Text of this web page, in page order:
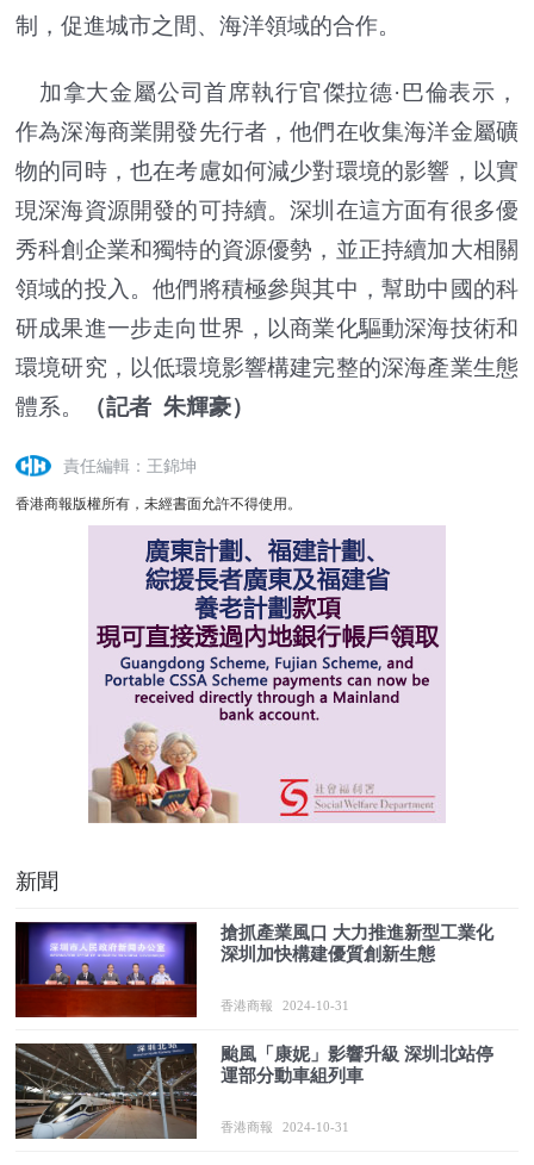
制，促進城市之間、海洋領域的合作。
加拿大金屬公司首席執行官傑拉德·巴倫表示，
作為深海商業開發先行者，他們在收集海洋金屬礦
物的同時，也在考慮如何減少對環境的影響，以實
現深海資源開發的可持續。深圳在這方面有很多優
秀科創企業和獨特的資源優勢，並正持續加大相關
領域的投入。他們將積極參與其中，幫助中國的科
研成果進一步走向世界，以商業化驅動深海技術和
環境研究，以低環境影響構建完整的深海產業生態
體系。
（記者 朱輝豪）
責任編輯：王錦坤
香港商報版權所有，未經書面允許不得使用。
新聞
搶抓產業風口 大力推進新型工業化
深圳加快構建優質創新生態
香港商報 2024-10-31
颱風「康妮」影響升級 深圳北站停
運部分動車組列車
香港商報 2024-10-31